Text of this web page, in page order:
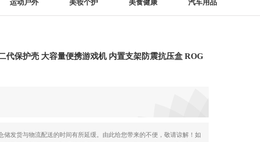
运动户外 美妆个护 美食健康 汽车用品
代保护壳 大容量便携游戏机 内置支架防震抗压盒 ROG
发货与物流配送的时间有所延缓。由此给您带来的不便，敬请谅解！如